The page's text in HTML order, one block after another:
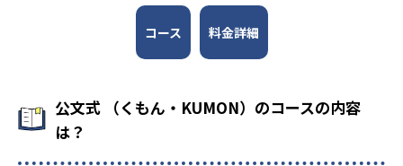
コース 料金詳細
公文式 （くもん・KUMON）のコースの内容
は？